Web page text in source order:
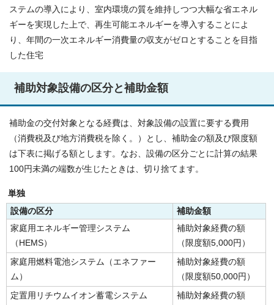
ステムの導入により、室内環境の質を維持しつつ大幅な省エネル
ギーを実現した上で、再生可能エネルギーを導入することによ
り、年間の一次エネルギー消費量の収支がゼロとすることを目指
した住宅
補助対象設備の区分と補助金額
補助金の交付対象となる経費は、対象設備の設置に要する費用
（消費税及び地方消費税を除く。）とし、補助金の額及び限度額
は下表に掲げる額とします。なお、設備の区分ごとに計算の結果
100円未満の端数が生じたときは、切り捨てます。
単独
設備の区分
補助金額
家庭用エネルギー管理システム
（HEMS）
補助対象経費の額
（限度額5,000円）
家庭用燃料電池システム（エネファー
ム）
補助対象経費の額
（限度額50,000円）
定置用リチウムイオン蓄電システム
補助対象経費の額